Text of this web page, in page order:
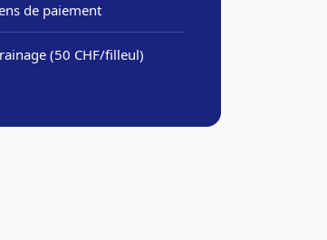
de paiement
(50 CHF/filleul)